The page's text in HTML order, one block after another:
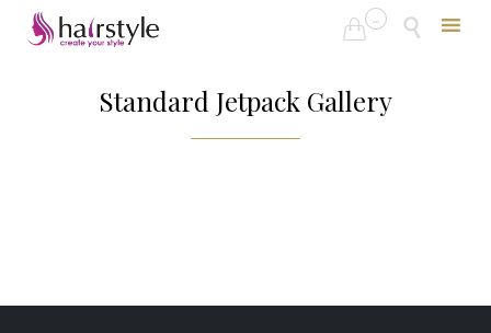
 ...

to
content
Standard Jetpack Gallery